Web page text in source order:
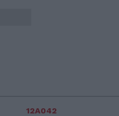
12A042